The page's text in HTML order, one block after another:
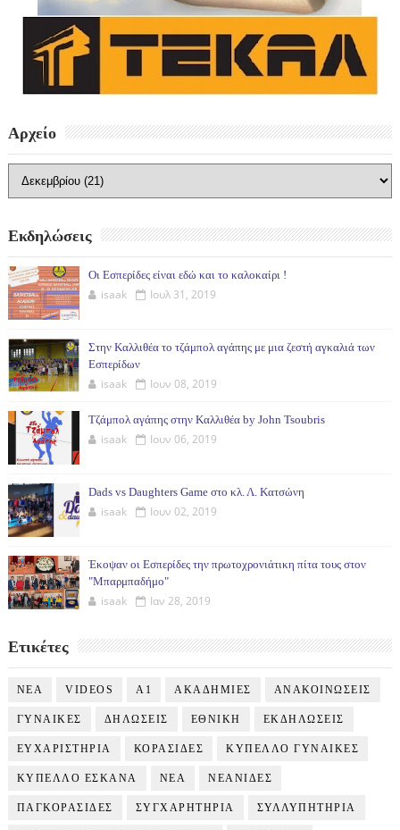
Αρχείο
Εκδηλώσεις
Οι Εσπερίδες είναι εδώ και το καλοκαίρι !
isaak Ιουλ 31, 2019
Στην Καλλιθέα το τζάμπολ αγάπης με μια ζεστή αγκαλιά των
Εσπερίδων
isaak Ιουν 08, 2019
Τζάμπολ αγάπης στην Καλλιθέα by John Tsoubris
isaak Ιουν 06, 2019
Dads vs Daughters Game στο κλ. Λ. Κατσώνη
isaak Ιουν 02, 2019
Έκοψαν οι Εσπερίδες την πρωτοχρονιάτικη πίτα τους στον
"Μπαρμπαδήμο"
isaak Ιαν 28, 2019
Ετικέτες
NEA VIDEOS Α1 ΑΚΑΔΗΜΙΕΣ ΑΝΑΚΟΙΝΩΣΕΙΣ
ΓΥΝΑΙΚΕΣ ΔΗΛΩΣΕΙΣ ΕΘΝΙΚΗ ΕΚΔΗΛΩΣΕΙΣ
ΕΥΧΑΡΙΣΤΗΡΙΑ ΚΟΡΑΣΙΔΕΣ ΚΥΠΕΛΛΟ ΓΥΝΑΙΚΕΣ
ΚΥΠΕΛΛΟ ΕΣΚΑΝΑ ΝΕΑ ΝΕΑΝΙΔΕΣ
ΠΑΓΚΟΡΑΣΙΔΕΣ ΣΥΓΧΑΡΗΤΗΡΙΑ ΣΥΛΛΥΠΗΤΗΡΙΑ